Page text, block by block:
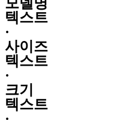
모델명
텍스트
·
사이즈
텍스트
·
크기
텍스트